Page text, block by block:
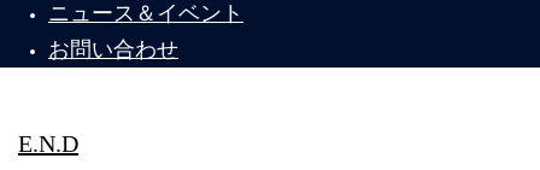
ニュース＆イベント
お問い合わせ
E.N.D